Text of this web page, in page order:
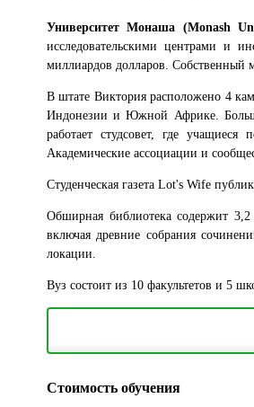
Университет Монаша (Monash
исследовательскими центрами и
миллиардов долларов. Собственный
В штате Виктория расположено 4
Индонезии и Южной Африке.
работает студсовет, где
Академические ассоциации и
Студенческая газета Lot's Wife
Обширная библиотека содержит
включая древние собрания
локации.
Вуз состоит из 10 факультетов и 5
Стоимость обучения